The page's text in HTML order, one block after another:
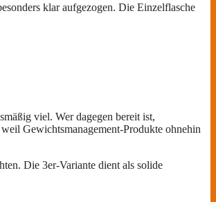
klar aufgezogen. Die Einzelflasche
viel. Wer dagegen bereit ist,
Gewichtsmanagement-Produkte ohnehin
Die 3er-Variante dient als solide